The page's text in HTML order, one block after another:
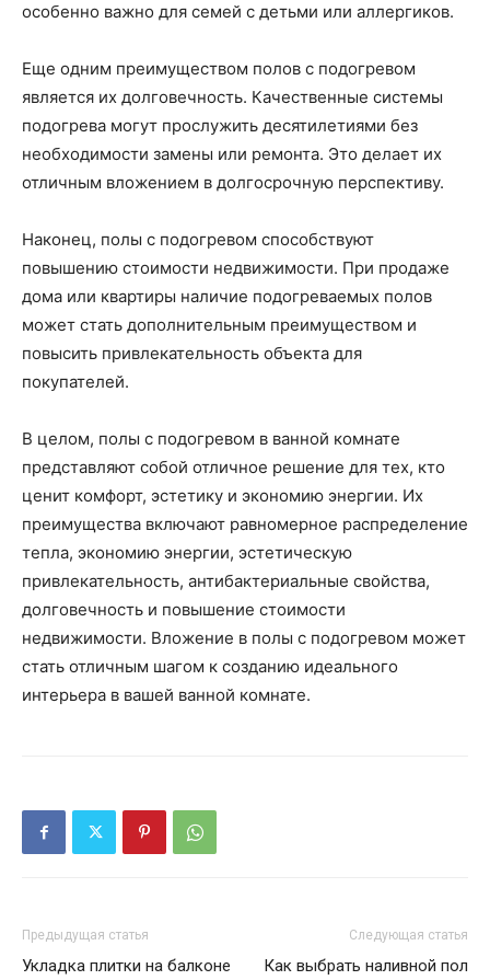
особенно важно для семей с детьми или аллергиков.
Еще одним преимуществом полов с подогревом
является их долговечность. Качественные системы
подогрева могут прослужить десятилетиями без
необходимости замены или ремонта. Это делает их
отличным вложением в долгосрочную перспективу.
Наконец, полы с подогревом способствуют
повышению стоимости недвижимости. При продаже
дома или квартиры наличие подогреваемых полов
может стать дополнительным преимуществом и
повысить привлекательность объекта для
покупателей.
В целом, полы с подогревом в ванной комнате
представляют собой отличное решение для тех, кто
ценит комфорт, эстетику и экономию энергии. Их
преимущества включают равномерное распределение
тепла, экономию энергии, эстетическую
привлекательность, антибактериальные свойства,
долговечность и повышение стоимости
недвижимости. Вложение в полы с подогревом может
стать отличным шагом к созданию идеального
интерьера в вашей ванной комнате.
Предыдущая статья
Укладка плитки на балконе
Следующая статья
Как выбрать наливной пол